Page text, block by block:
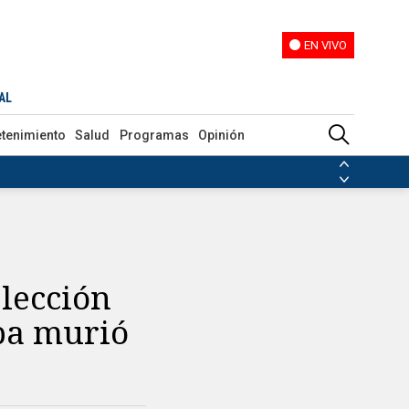
EN VIVO
Salud Programas Opinión
de tránsito
murió